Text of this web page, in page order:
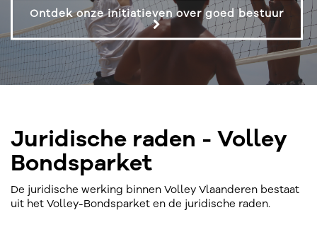
Ontdek onze initiatieven over goed bestuur
Juridische raden - Volley
Bondsparket
De juridische werking binnen Volley Vlaanderen bestaat
uit het Volley-Bondsparket en de juridische raden.